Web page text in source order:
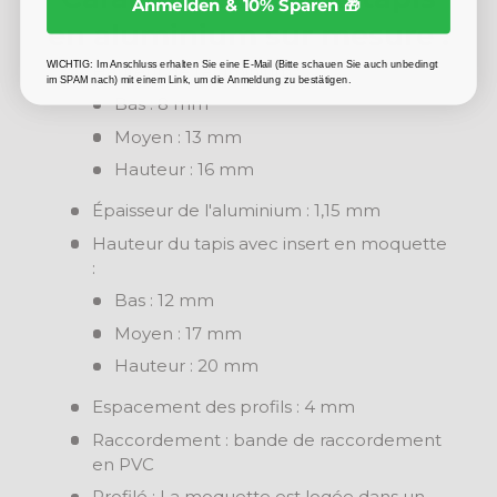
en aluminium sur mesure :
Hauteur de l'aluminium :
Bas : 8 mm
Moyen : 13 mm
Hauteur : 16 mm
Épaisseur de l'aluminium : 1,15 mm
Hauteur du tapis avec insert en moquette
:
Bas : 12 mm
Moyen : 17 mm
Hauteur : 20 mm
Espacement des profils : 4 mm
Raccordement : bande de raccordement
en PVC
Anmelden & 10% Sparen 🎁
WICHTIG: Im Anschluss erhalten Sie eine E-Mail (Bitte schauen Sie auch unbedingt
im SPAM nach) mit einem Link, um die Anmeldung zu bestätigen.